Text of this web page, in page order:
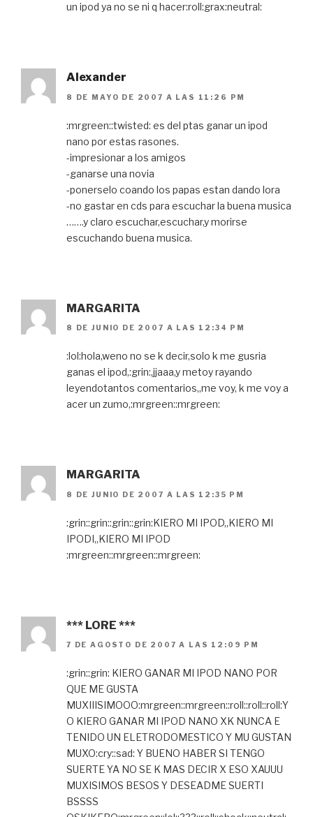
un ipod ya no se ni q hacer:roll:grax:neutral:
Alexander
8 DE MAYO DE 2007 A LAS 11:26 PM
:mrgreen::twisted: es del ptas ganar un ipod
nano por estas rasones.
-impresionar a los amigos
-ganarse una novia
-ponerselo coando los papas estan dando lora
-no gastar en cds para escuchar la buena musica
…….y claro escuchar,escuchar,y morirse
escuchando buena musica.
MARGARITA
8 DE JUNIO DE 2007 A LAS 12:34 PM
:lol:hola,weno no se k decir,solo k me gusria
ganas el ipod,:grin:,jjaaa,y metoy rayando
leyendotantos comentarios,,me voy, k me voy a
acer un zumo,:mrgreen::mrgreen:
MARGARITA
8 DE JUNIO DE 2007 A LAS 12:35 PM
:grin::grin::grin::grin:KIERO MI IPOD,,KIERO MI
IPODI,,KIERO MI IPOD
:mrgreen::mrgreen::mrgreen:
*** LORE ***
7 DE AGOSTO DE 2007 A LAS 12:09 PM
:grin::grin: KIERO GANAR MI IPOD NANO POR
QUE ME GUSTA
MUXIIISIMOOO:mrgreen::mrgreen::roll::roll::roll:Y
O KIERO GANAR MI IPOD NANO XK NUNCA E
TENIDO UN ELETRODOMESTICO Y MU GUSTAN
MUXO:cry::sad: Y BUENO HABER SI TENGO
SUERTE YA NO SE K MAS DECIR X ESO XAUUU
MUXISIMOS BESOS Y DESEADME SUERTI
BSSSS